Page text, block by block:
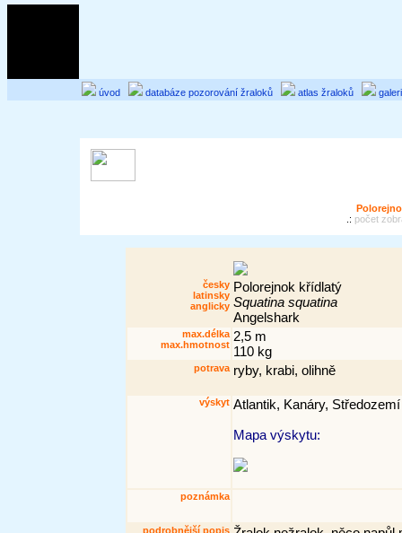
úvod databáze pozorování žraloků atlas žraloků
.: počet
česky
latinsky
anglicky
Polorejnok křídlatý
Squatina squatina
Angelshark
max.délka
max.hmotnost
2,5 m
110 kg
potrava ryby, krabi, olihně
výskyt Atlantik, Kanáry, Středozemí
Mapa výskytu:
poznámka
podrobnější popis